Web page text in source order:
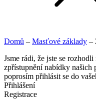
Domů – Masťové základy –
Jsme rádi, že jste se
zpřístupnění nabídky našich
poprosím přihlásit se do
Přihlášení
Registrace